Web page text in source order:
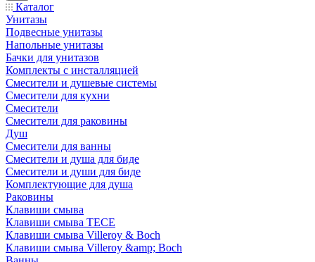
Каталог
Унитазы
Подвесные унитазы
Напольные унитазы
Бачки для унитазов
Комплекты с инсталляцией
Смесители и душевые системы
Смесители для кухни
Смесители
Смесители для раковины
Душ
Смесители для ванны
Смесители и душа для биде
Смесители и души для биде
Комплектующие для душа
Раковины
Клавиши смыва
Клавиши смыва TECE
Клавиши смыва Villeroy & Boch
Клавиши смыва Villeroy &amp; Boch